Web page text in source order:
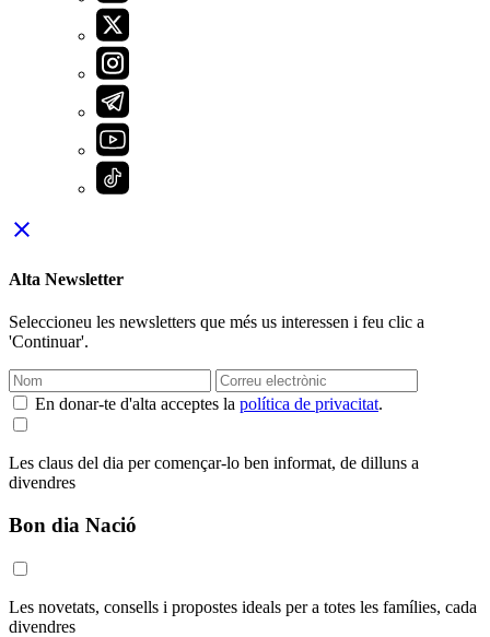
close
Alta Newsletter
Seleccioneu les newsletters que més us interessen i feu clic a
'Continuar'.
En donar-te d'alta acceptes la política de privacitat.
Les claus del dia per començar-lo ben informat, de dilluns a
divendres
Bon dia Nació
Les novetats, consells i propostes ideals per a totes les famílies, cada
divendres